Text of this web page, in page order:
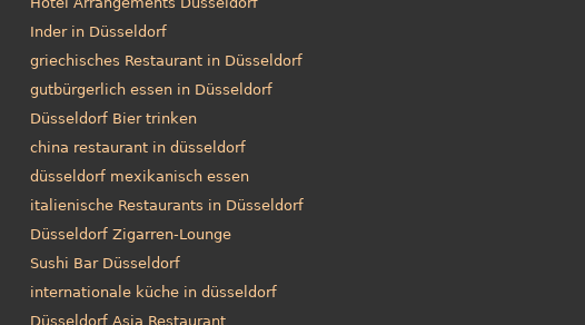
Inder in Düsseldorf
griechisches Restaurant in Düsseldorf
gutbürgerlich essen in Düsseldorf
Düsseldorf Bier trinken
china restaurant in düsseldorf
düsseldorf mexikanisch essen
italienische Restaurants in Düsseldorf
Düsseldorf Zigarren-Lounge
Sushi Bar Düsseldorf
internationale küche in düsseldorf
Düsseldorf Asia Restaurant